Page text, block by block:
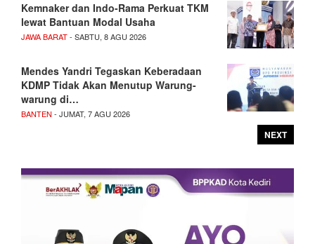
Kemnaker dan Indo-Rama Perkuat TKM
lewat Bantuan Modal Usaha
JAWA BARAT- SABTU, 8 AGU 2026
Mendes Yandri Tegaskan Keberadaan
KDMP Tidak Akan Menutup Warung-
warung di…
BANTEN - JUMAT, 7 AGU 2026
NEXT